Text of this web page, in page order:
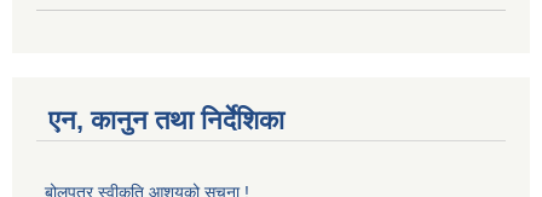
एन, कानुन तथा निर्देशिका
बोलपत्र स्वीकृति आशयको सूचना !